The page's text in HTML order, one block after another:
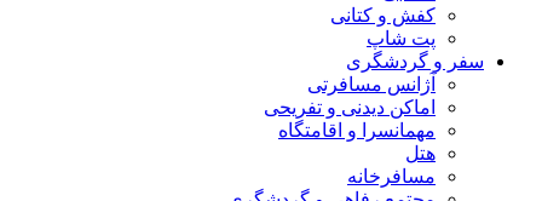
کفش و کتانی
پت شاپ
سفر و گردشگری
آژانس مسافرتی
اماکن دیدنی و تفریحی
مهمانسرا و اقامتگاه
هتل
مسافرخانه